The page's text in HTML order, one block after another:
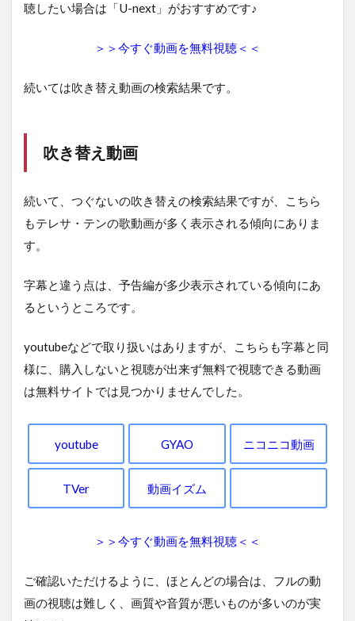
聴したい場合は「U-next」がおすすめです♪
＞＞今すぐ動画を無料視聴＜＜
続いては吹き替え動画の検索結果です。
吹き替え動画
続いて、つぐないの吹き替えの検索結果ですが、こちら
もテレサ・テンの歌動画が多く表示される傾向にありま
す。
字幕と違う点は、予告編が多少表示されている傾向にあ
るというところです。
youtubeなどで取り扱いはありますが、こちらも字幕と同
様に、購入しないと視聴が出来ず無料で視聴できる動画
は無料サイトでは見つかりませんでした。
youtube GYAO ニコニコ動画
TVer 動画イズム
＞＞今すぐ動画を無料視聴＜＜
ご確認いただけるように、ほとんどの場合は、フルの動
画の視聴は難しく、画質や音質が悪いものが多いのが実